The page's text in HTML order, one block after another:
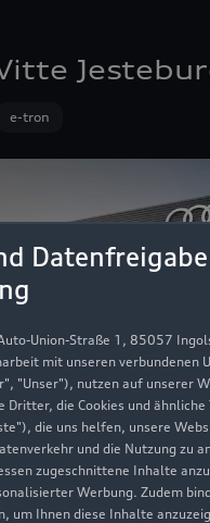
Datenfreigabe
Union-Straße 1, 85057
mit unseren verbundenen
"Unser"), nutzen auf unserer
Dritter, die Cookies und ähnliche
die uns helfen, unsere
und die Nutzung zu
zugeschnittene Inhalte
Werbung. Zudem
um Ihnen diese Inhalte
e-tron
2 - 12